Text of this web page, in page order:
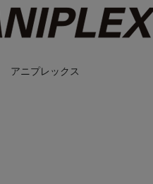
アニプレックス